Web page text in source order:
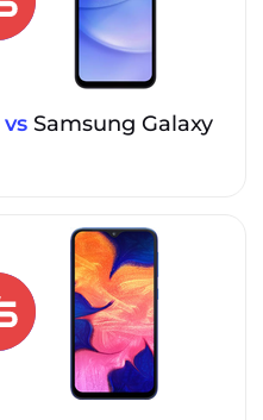
vs Samsung Galaxy